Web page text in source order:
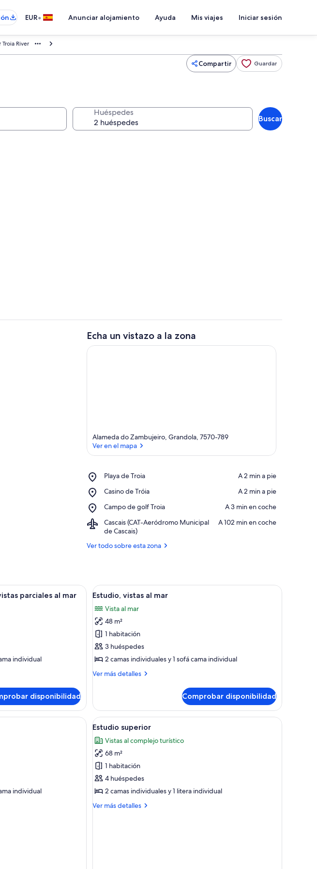
EUR• Anunciar alojamiento Ayuda Mis viajes Iniciar sesión
River
Compartir Guardar
Huéspedes
Buscar
Echa un vistazo a la zona
Alameda do Zambujeiro, Grandola, 7570-789
Ver en el mapa
Playa de Troia
Place,
de
‪A 2 min a pie‬
Casino de Tróia
Place,
de
‪A 2 min a pie‬
Campo de golf Troia
Place,
de
golf
Troia
‪A 3 min en coche‬
Cascais (CAT-Aeródromo Municipal
de Cascais)
Airport,
Cascais
Aeródromo
‪A 102 min en coche‬
Ver todo sobre esta zona
un comedor con mesa y sillas.
de hotel moderna con un amplio ventanal corredero que da a un balcón con vista al mar. Cuenta con
parciales al mar
individual
disponibilidad
Abrir
todas
las
fotos
de
Estudio,
vistas
mar
Una habitación de hotel con balcón, una
8
Estudio, vistas al mar
Vista al mar
48 m²
1 habitación
3 huéspedes
2 camas individuales y 1 sofá cama individual
Ver más detalles
Más
vistas
al
mar
Comprobar disponibilidad
de hotel con dos camas, un escritorio y una silla.
individual
Abrir
todas
las
fotos
de
Estudio
superior
Una cocina moderna con armarios blancos,
7
Estudio superior
Vistas al complejo turístico
68 m²
1 habitación
4 huéspedes
2 camas individuales y 1 litera individual
Ver más detalles
Más